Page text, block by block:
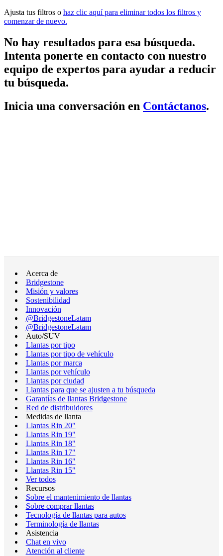
Ajusta tus filtros o haz clic aquí para eliminar todos los filtros y
comenzar de nuevo.
No hay resultados para esa búsqueda.
Intenta ponerte en contacto con nuestro
equipo de expertos para ayudar a reducir
tu búsqueda.
Inicia una conversación en Contáctanos.
Acerca de
Bridgestone
Misión y valores
Sostenibilidad
Innovación
@BridgestoneLatam
@BridgestoneLatam
Auto/SUV
Llantas por tipo
Llantas por tipo de vehículo
Llantas por marca
Llantas por vehículo
Llantas por ciudad
Llantas para que se ajusten a tu búsqueda
Garantías de llantas Bridgestone
Red de distribuidores
Medidas de llanta
Llantas Rin 20"
Llantas Rin 19"
Llantas Rin 18"
Llantas Rin 17"
Llantas Rin 16"
Llantas Rin 15"
Ver todos
Recursos
Sobre el mantenimiento de llantas
Sobre comprar llantas
Tecnología de llantas para autos
Terminología de llantas
Asistencia
Chat en vivo
Atención al cliente